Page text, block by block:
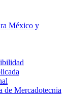
México y
de Mercadotecnia